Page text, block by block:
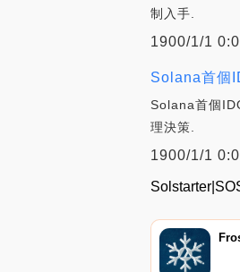
制入手.
1900/1/1
Solana首個
Solana首個
理決策.
1900/1/1